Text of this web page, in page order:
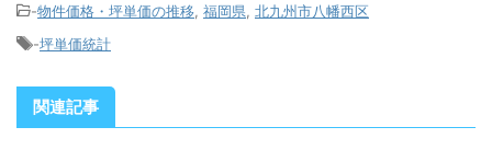
-物件価格・坪単価の推移 福岡県 北九州市八幡西区
-坪単価統計
関連記事